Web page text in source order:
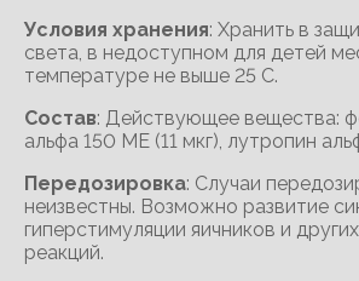
Условия хранения: Хранить в
света, в недоступном для детей
температуре не выше 25 С.
Состав: Действующее вещества:
альфа 150 МЕ (11 мкг), лутропин
Передозировка: Случаи
неизвестны. Возможно развитие
гиперстимуляции яичников и
реакций.